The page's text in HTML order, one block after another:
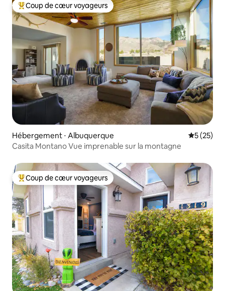
Coups de cœur voyageurs les plus appréciés
Coup de cœur voyageurs
Hébergement ⋅ Albuquerque
5 (25)
Casita Montano Vue imprenable sur la montagne
Coups de cœur voyageurs les plus appréciés
Coup de cœur voyageurs